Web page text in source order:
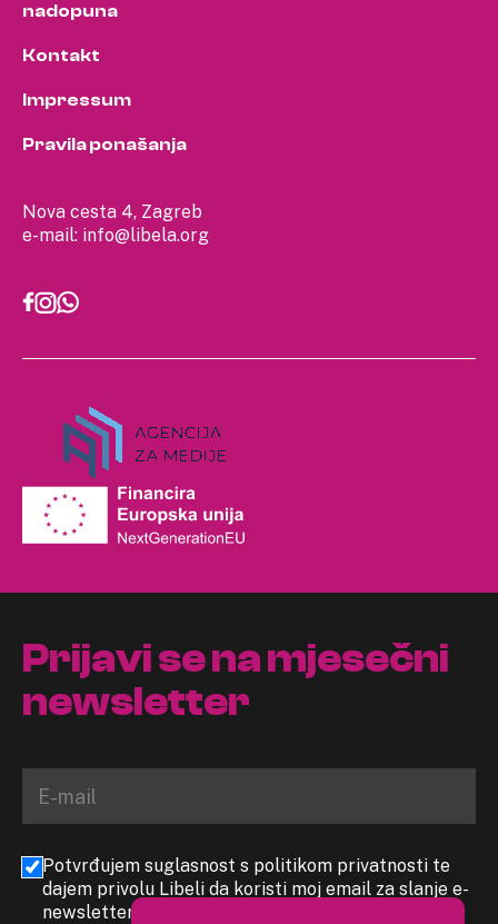
Nova cesta 4, Zagreb
e-mail: info@libela.org
nadopuna
Kontakt
Impressum
Pravila ponašanja
Prijavi se na mjesečni
newsletter
Potvrđujem suglasnost s politikom privatnosti te
dajem privolu Libeli da koristi moj email za slanje e-
newslettera